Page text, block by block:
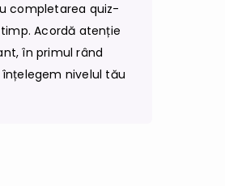
completarea quiz-
Acordă atenție
în primul rând
nivelul tău